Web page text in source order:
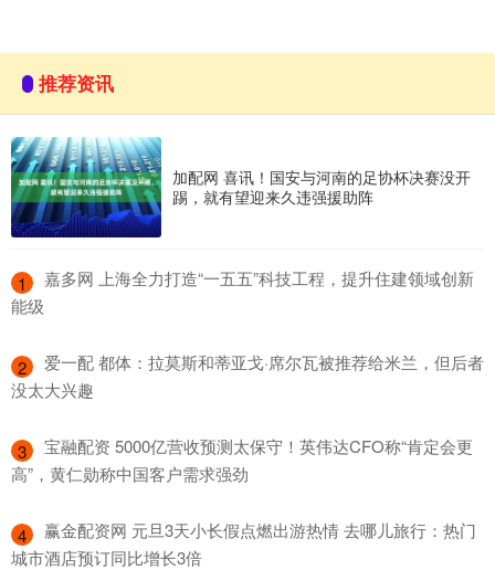
推荐资讯
加配网 喜讯！国安与河南的足协杯决赛没开
踢，就有望迎来久违强援助阵
1
​嘉多网 上海全力打造“一五五”科技工程，提升住建领域创新
能级
2
​爱一配 都体：拉莫斯和蒂亚戈·席尔瓦被推荐给米兰，但后者
没太大兴趣
3
​宝融配资 5000亿营收预测太保守！英伟达CFO称“肯定会更
高”，黄仁勋称中国客户需求强劲
4
​赢金配资网 元旦3天小长假点燃出游热情 去哪儿旅行：热门
城市酒店预订同比增长3倍